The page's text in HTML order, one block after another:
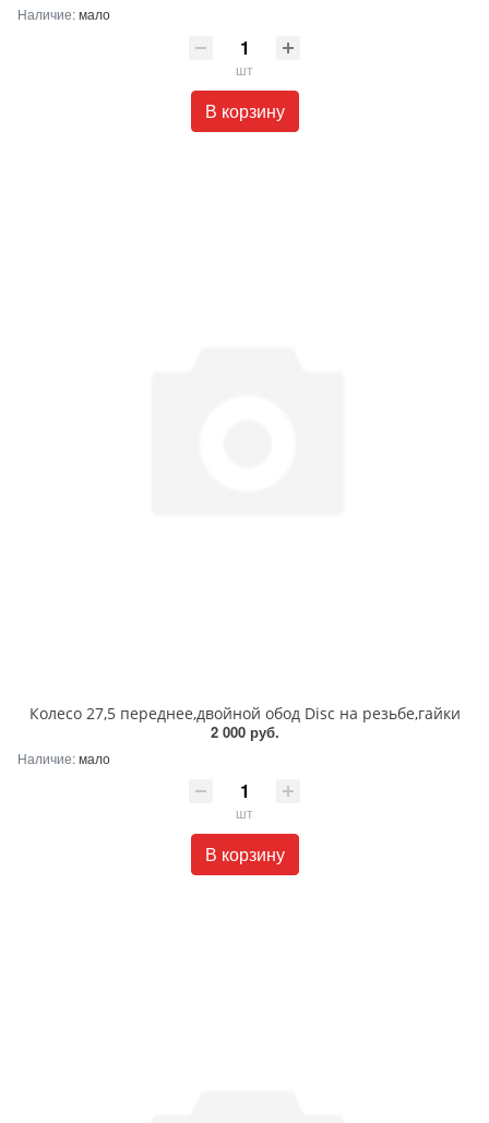
Наличие:мало
шт
В корзину
Колесо 27,5 переднее,двойной обод Disc на резьбе,гайки
2 000 руб.
Наличие:мало
шт
В корзину